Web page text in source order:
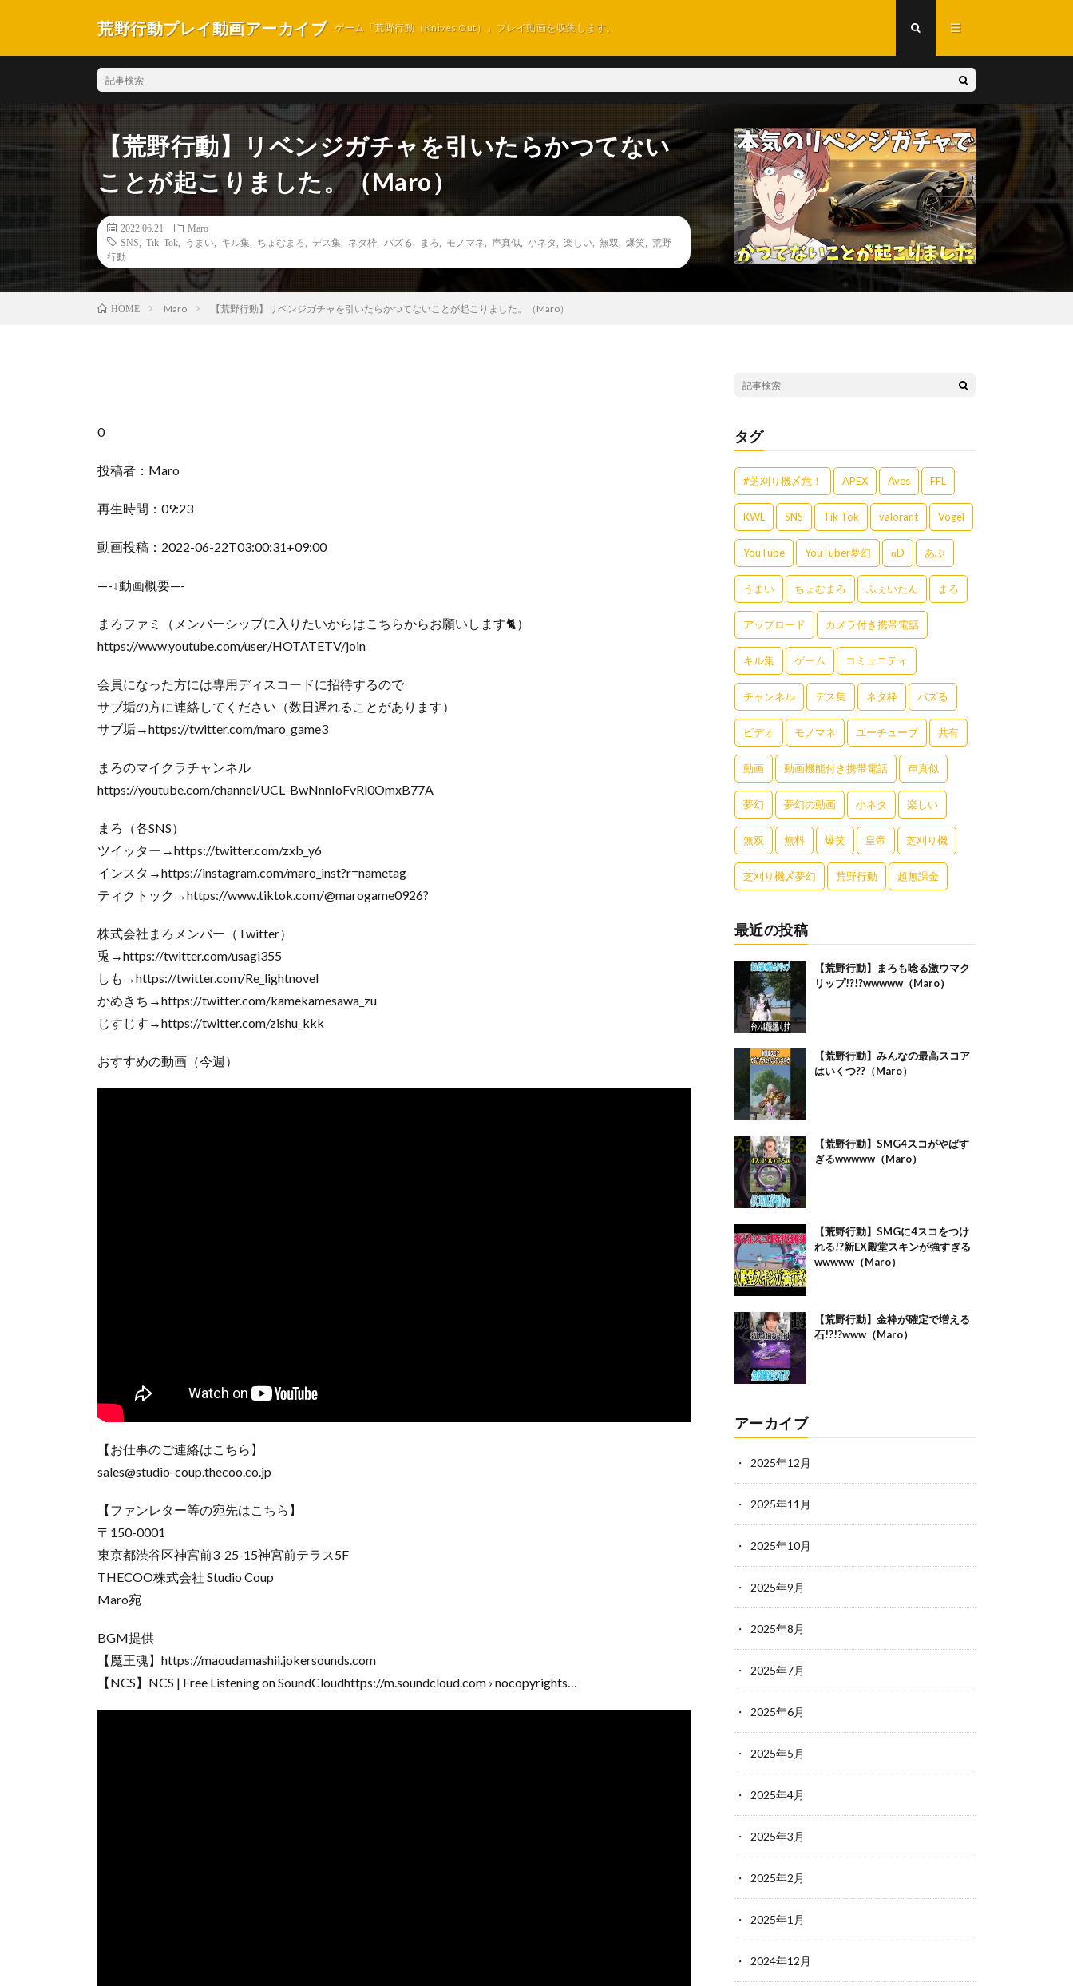
荒野行動プレイ動画アーカイブ ゲーム「荒野行動（Knives Out）」プレイ動画を収集します。
【荒野行動】リベンジガチャを引いたらかつてない
ことが起こりました。（Maro）
2022.06.21
Maro
SNS
Tik Tok うまい キル集 ちょむまろ デス集 ネタ枠 バズる まろ モノマネ 声真似 小ネタ 楽しい 無双 爆笑
荒野
行動
HOME Maro 【荒野行動】リベンジガチャを引いたらかつてないことが起こりました。（Maro）
0
投稿者：Maro
再生時間：09:23
動画投稿：2022-06-22T03:00:31+09:00
—-↓動画概要—-
まろファミ（メンバーシップに入りたいからはこちらからお願いします🐈）
https://www.youtube.com/user/HOTATETV/join
会員になった方には専用ディスコードに招待するので
サブ垢の方に連絡してください（数日遅れることがあります）
サブ垢→https://twitter.com/maro_game3
まろのマイクラチャンネル
https://youtube.com/channel/UCL–BwNnnIoFvRl0OmxB77A
まろ（各SNS）
ツイッター→https://twitter.com/zxb_y6
インスタ→https://instagram.com/maro_inst?r=nametag
ティクトック→https://www.tiktok.com/@marogame0926?
株式会社まろメンバー（Twitter）
兎→https://twitter.com/usagi355
しも→https://twitter.com/Re_lightnovel
かめきち→https://twitter.com/kamekamesawa_zu
じすじす→https://twitter.com/zishu_kkk
おすすめの動画（今週）
【お仕事のご連絡はこちら】
sales@studio-coup.thecoo.co.jp
【ファンレター等の宛先はこちら】
〒150-0001
東京都渋谷区神宮前3-25-15神宮前テラス5F
THECOO株式会社 Studio Coup
Maro宛
BGM提供
【魔王魂】https://maoudamashii.jokersounds.com
【NCS】NCS | Free Listening on SoundCloudhttps://m.soundcloud.com › nocopyrights…
タグ
#芝刈り機〆危！ APEX Aves FFL
KWL SNS Tik Tok valorant Vogel
YouTube YouTuber夢幻 αD あぶ
うまい ちょむまろ ふぇいたん まろ
アップロード カメラ付き携帯電話
キル集 ゲーム コミュニティ
チャンネル デス集 ネタ枠 バズる
ビデオ モノマネ ユーチューブ 共有
動画 動画機能付き携帯電話 声真似
夢幻 夢幻の動画 小ネタ 楽しい
無双 無料 爆笑 皇帝 芝刈り機
芝刈り機〆夢幻 荒野行動 超無課金
最近の投稿
【荒野行動】まろも唸る激ウマク
リップ!?!?wwwww（Maro）
【荒野行動】みんなの最高スコア
はいくつ??（Maro）
【荒野行動】SMG4スコがやばす
ぎるwwwww（Maro）
【荒野行動】SMGに4スコをつけ
れる!?新EX殿堂スキンが強すぎる
wwwww（Maro）
【荒野行動】金枠が確定で増える
石!?!?www（Maro）
アーカイブ
2025年12月
2025年11月
2025年10月
2025年9月
2025年8月
2025年7月
2025年6月
2025年5月
2025年4月
2025年3月
2025年2月
2025年1月
2024年12月